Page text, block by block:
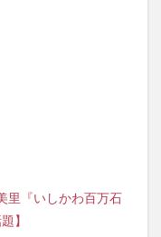
里『いしかわ百万石
】